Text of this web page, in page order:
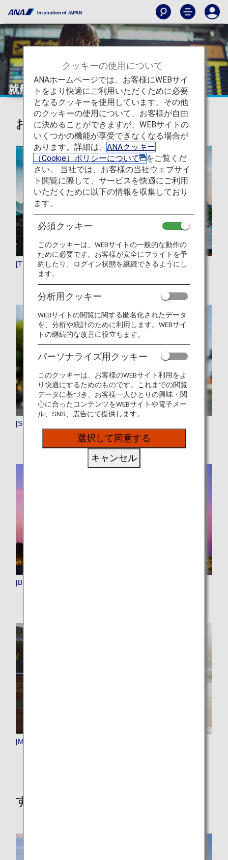
就航都市
おすすめの行き先
[TYO]東京
[SGN]ホーチミンシティ
[BKK]バンコク
[MNL]マニラ
すべての行き先
クッキーの使用について
ANAホームページでは、お客様にWEBサイ
トをより快適にご利用いただくために必要
となるクッキーを使用しています。その他
のクッキーの使用について、お客様が自由
に決めることができますが、WEBサイトの
いくつかの機能が享受できなくなる場合が
あります。詳細は、 ANAクッキー
（Cookie）ポリシーについて
をご覧くだ
さい。 当社では、お客様の当社ウェブサイ
ト閲覧に際して、サービスを快適にご利用
いただくために以下の情報を収集しており
ます。
必須クッキー
このクッキーは、WEBサイトの一般的な動作の
ために必要です。お客様が安全にフライトを予
約したり、ログイン状態を継続できるようにし
ます。
分析用クッキー
WEBサイトの閲覧に関する匿名化されたデータ
を、分析や統計のために利用します。WEBサイ
トの継続的な改善に役立ちます。
パーソナライズ用クッキー
このクッキーは、お客様のWEBサイト利用をよ
り快適にするためのものです。これまでの閲覧
データに基づき、お客様一人ひとりの興味・関
心に合ったコンテンツをWEBサイトや電子メー
ル、SNS、広告にて提供します。
選択して同意する
キャンセル